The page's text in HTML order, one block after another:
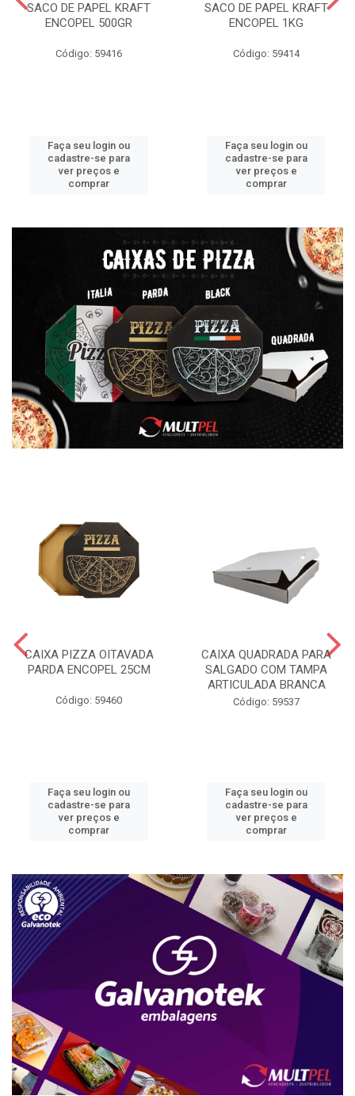
SACO DE PAPEL KRAFT
ENCOPEL 500GR
Código: 59416
Faça seu login ou
cadastre-se para
ver preços e
comprar
SACO DE PAPEL KRAFT
ENCOPEL 1KG
Código: 59414
Faça seu login ou
cadastre-se para
ver preços e
comprar
CAIXA PIZZA OITAVADA
PARDA ENCOPEL 25CM
Código: 59460
Faça seu login ou
cadastre-se para
ver preços e
comprar
CAIXA QUADRADA PARA
SALGADO COM TAMPA
ARTICULADA BRANCA
Código: 59537
Faça seu login ou
cadastre-se para
ver preços e
comprar